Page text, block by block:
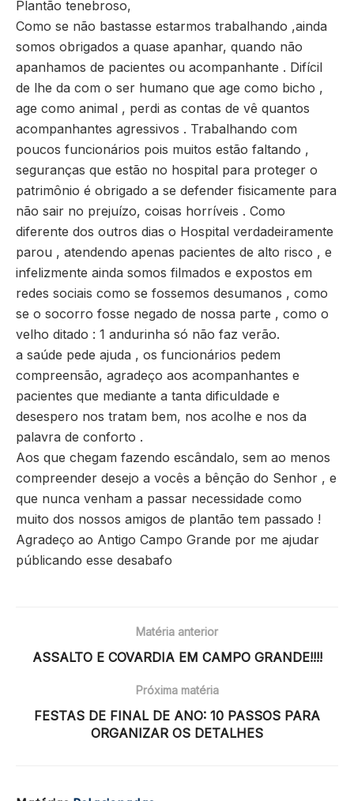
Plantão tenebroso,
Como se não bastasse estarmos trabalhando ,ainda
somos obrigados a quase apanhar, quando não
apanhamos de pacientes ou acompanhante . Difícil
de lhe da com o ser humano que age como bicho ,
age como animal , perdi as contas de vê quantos
acompanhantes agressivos . Trabalhando com
poucos funcionários pois muitos estão faltando ,
seguranças que estão no hospital para proteger o
patrimônio é obrigado a se defender fisicamente para
não sair no prejuízo, coisas horríveis . Como
diferente dos outros dias o Hospital verdadeiramente
parou , atendendo apenas pacientes de alto risco , e
infelizmente ainda somos filmados e expostos em
redes sociais como se fossemos desumanos , como
se o socorro fosse negado de nossa parte , como o
velho ditado : 1 andurinha só não faz verão.
a saúde pede ajuda , os funcionários pedem
compreensão, agradeço aos acompanhantes e
pacientes que mediante a tanta dificuldade e
desespero nos tratam bem, nos acolhe e nos da
palavra de conforto .
Aos que chegam fazendo escândalo, sem ao menos
compreender desejo a vocês a bênção do Senhor , e
que nunca venham a passar necessidade como
muito dos nossos amigos de plantão tem passado !
Agradeço ao Antigo Campo Grande por me ajudar
públicando esse desabafo
Matéria anterior
ASSALTO E COVARDIA EM CAMPO GRANDE!!!!
Próxima matéria
FESTAS DE FINAL DE ANO: 10 PASSOS PARA
ORGANIZAR OS DETALHES